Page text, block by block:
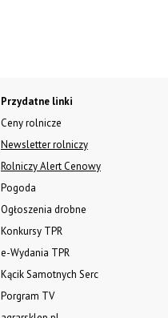
Przydatne linki
Ceny rolnicze
Newsletter rolniczy
Rolniczy Alert Cenowy
Pogoda
Ogłoszenia drobne
Konkursy TPR
e-Wydania TPR
Kącik Samotnych Serc
Porgram TV